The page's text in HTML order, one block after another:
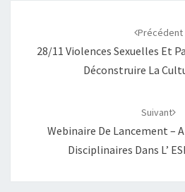
Précédent
28/11 Violences Sexuelles Et
Déconstruire La
Suivant
Webinaire De Lancement –
Disciplinaires Dans L’